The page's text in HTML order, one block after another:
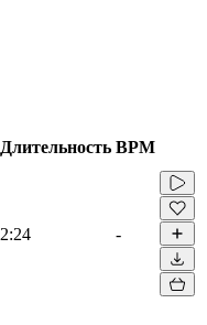
Длительность BPM
2:24 -